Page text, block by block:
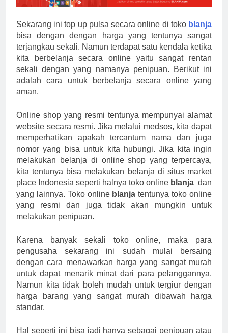
Sekarang ini top up pulsa secara online di toko blanja
bisa dengan dengan harga yang tentunya sangat
terjangkau sekali. Namun terdapat satu kendala ketika
kita berbelanja secara online yaitu sangat rentan
sekali dengan yang namanya penipuan. Berikut ini
adalah cara untuk berbelanja secara online yang
aman.
Online shop yang resmi tentunya mempunyai alamat
website secara resmi. Jika melalui medsos, kita dapat
memperhatikan apakah tercantum nama dan juga
nomor yang bisa untuk kita hubungi. Jika kita ingin
melakukan belanja di online shop yang terpercaya,
kita tentunya bisa melakukan belanja di situs market
place Indonesia seperti halnya toko online blanja dan
yang lainnya. Toko online blanjatentunya toko online
yang resmi dan juga tidak akan mungkin untuk
melakukan penipuan.
Karena banyak sekali toko online, maka para
pengusaha sekarang ini sudah mulai bersaing
dengan cara menawarkan harga yang sangat murah
untuk dapat menarik minat dari para pelanggannya.
Namun kita tidak boleh mudah untuk tergiur dengan
harga barang yang sangat murah dibawah harga
standar.
Hal seperti ini bisa jadi hanya sebagai penipuan atau